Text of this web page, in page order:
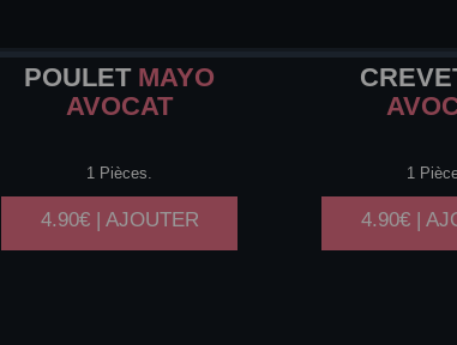
POULETMAYO
AVOCAT
1 Pièces.
4.90€ | AJOUTER
1
4.90€ |